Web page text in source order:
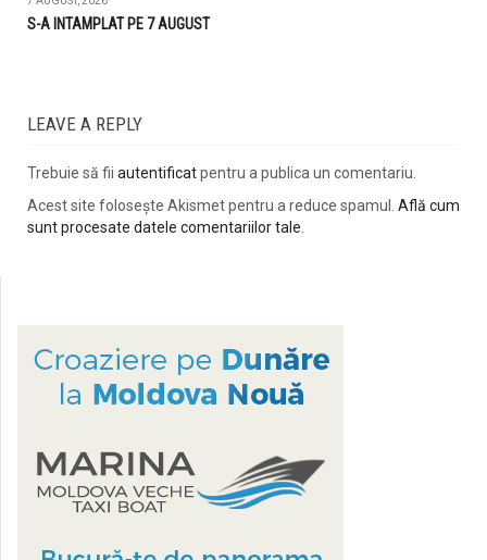
S-A INTAMPLAT PE 7 AUGUST
LEAVE A REPLY
Trebuie să fii autentificatpentru a publica un comentariu.
Acest site folosește Akismet pentru a reduce spamul. Află cum
sunt procesate datele comentariilor tale